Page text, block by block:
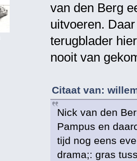
van den Berg
uitvoeren.
terugblader
nooit van
Citaat van:
Nick van den
Pampus en
tijd nog eens
drama;: gras